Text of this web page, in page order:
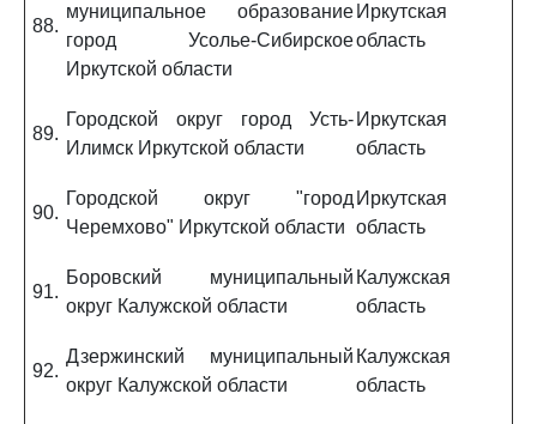
88.
муниципальное образование
город Усолье-Сибирское
Иркутской области
Иркутская
область
89.
Городской округ город Усть-
Илимск Иркутской области
Иркутская
область
90.
Городской округ "город
Черемхово" Иркутской области
Иркутская
область
91.
Боровский муниципальный
округ Калужской области
Калужская
область
92.
Дзержинский муниципальный
округ Калужской области
Калужская
область